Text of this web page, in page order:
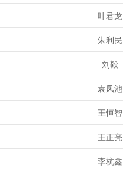
叶君龙
朱利民
刘毅
袁凤池
王恒智
王正亮
李杭鑫